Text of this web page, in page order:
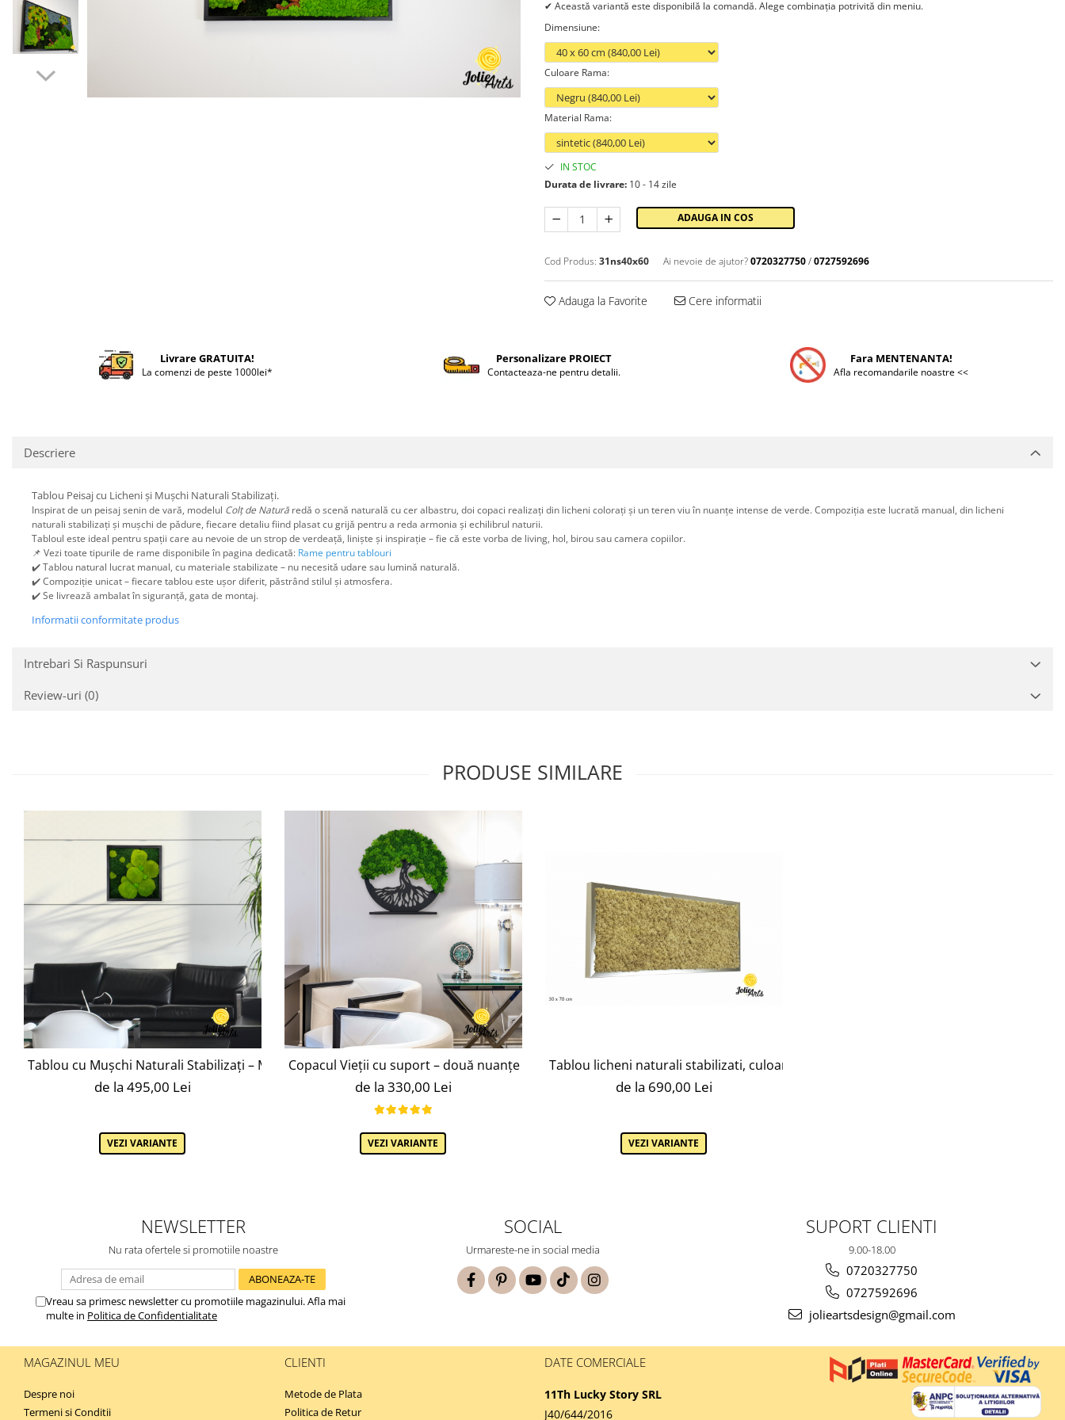
✔ Această variantă este disponibilă la comandă. Alege combinația potrivită din meniu.
Dimensiune:
Culoare Rama:
Material Rama:
IN STOC
Durata de livrare: 10 - 14 zile
ADAUGA IN COS
Cod Produs: 31ns40x60 Ai nevoie de ajutor?0720327750/0727592696
Adauga la Favorite Cere informatii
Livrare GRATUITA!
La comenzi de peste 1000lei*
Personalizare PROIECT
Contacteaza-ne pentru detalii.
Fara MENTENANTA!
Afla recomandarile noastre <<
Descriere
Tablou Peisaj cu Licheni și Mușchi Naturali Stabilizați.
Inspirat de un peisaj senin de vară, modelul Colț de Naturăredă o scenă naturală cu cer albastru, doi copaci realizați din licheni colorați și un teren viu în nuanțe intense de verde. Compoziția este lucrată manual, din licheni
naturali stabilizați și mușchi de pădure, fiecare detaliu fiind plasat cu grijă pentru a reda armonia și echilibrul naturii.
Tabloul este ideal pentru spații care au nevoie de un strop de verdeață, liniște și inspirație – fie că este vorba de living, hol, birou sau camera copiilor.
📌 Vezi toate tipurile de rame disponibile în pagina dedicată: Rame pentru tablouri
✔️ Tablou natural lucrat manual, cu materiale stabilizate – nu necesită udare sau lumină naturală.
✔️ Compoziție unicat – fiecare tablou este ușor diferit, păstrând stilul și atmosfera.
✔️ Se livrează ambalat în siguranță, gata de montaj.
Informatii conformitate produs
Intrebari Si Raspunsuri
Review-uri (0)
PRODUSE SIMILARE
Tablou cu Mușchi Naturali Stabilizați – Model Floare
de la 495,00 Lei
VEZI VARIANTE
Copacul Vieții cu suport – două nuanțe de licheni naturali stabilizați
de la 330,00 Lei
VEZI VARIANTE
Tablou licheni naturali stabilizati, culoare Natur
de la 690,00 Lei
VEZI VARIANTE
NEWSLETTER
Nu rata ofertele si promotiile noastre
Vreau sa primesc newsletter cu promotiile magazinului. Afla mai
multe in Politica de Confidentialitate
SOCIAL
Urmareste-ne in social media
SUPORT CLIENTI
9.00-18.00
0720327750
0727592696
jolieartsdesign@gmail.com
MAGAZINUL MEU
Despre noi
Termeni si Conditii
CLIENTI
Metode de Plata
Politica de Retur
DATE COMERCIALE
11Th Lucky Story SRL
J40/644/2016